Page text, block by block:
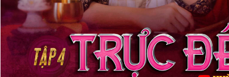
chép dưới mọi hình thức nếu không có sự chấp thuận bằng văn
bản. Phát triển bởi ePi Technologies, JSC.